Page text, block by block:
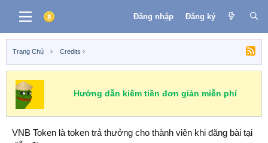
Đăng nhập Đăng ký
Trang Chủ Credits
Hướng dẫn kiếm tiền đơn giản miễn phí
VNB Token là token trả thưởng cho thành viên khi đăng bài tại